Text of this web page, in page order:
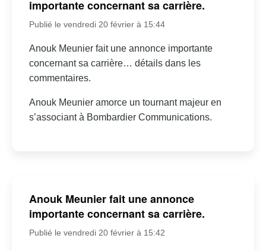
importante concernant sa carrière.
Publié le vendredi 20 février à 15:44
Anouk Meunier fait une annonce importante
concernant sa carrière… détails dans les
commentaires.
Anouk Meunier amorce un tournant majeur en
s’associant à Bombardier Communications.
Anouk Meunier fait une annonce
importante concernant sa carrière.
Publié le vendredi 20 février à 15:42